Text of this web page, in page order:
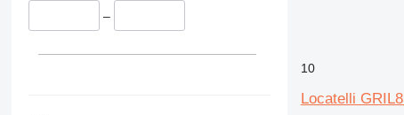
395
–
10
Locatelli